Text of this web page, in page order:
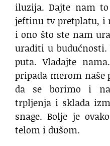
iluzija. Dajte nam
jeftinu tv pretplatu, i
i ono što ste nam
uraditi u
puta. Vladajte
pripada merom naše
da se borimo i
trpljenja i sklada
snage. Bolje je
telom i dušom.